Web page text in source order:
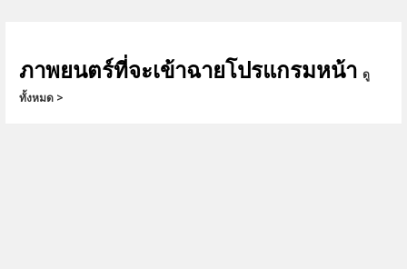
ภาพยนตร์ที่จะเข้าฉายโปรแกรมหน้า ดู
ทั้งหมด >